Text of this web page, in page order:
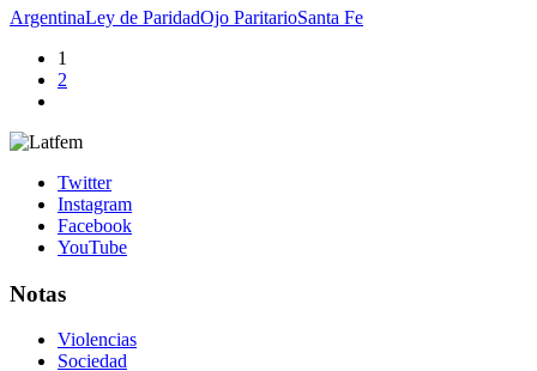
ArgentinaLey de ParidadOjo ParitarioSanta Fe
1
2
Twitter
Instagram
Facebook
YouTube
Notas
Violencias
Sociedad